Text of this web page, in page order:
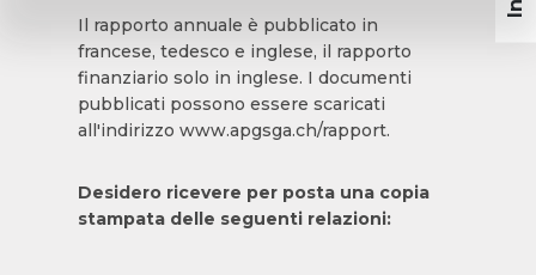
Il rapporto annuale è pubblicato in
francese, tedesco e inglese, il rapporto
finanziario solo in inglese. I documenti
pubblicati possono essere scaricati
all'indirizzo www.apgsga.ch/rapport.
Desidero ricevere per posta una copia
stampata delle seguenti relazioni: